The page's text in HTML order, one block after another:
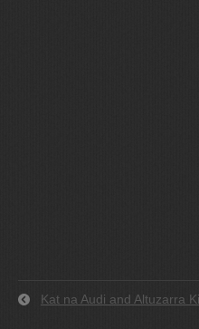
Kat na Audi and Altuzarra